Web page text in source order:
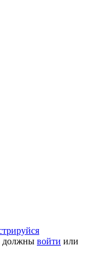
должны войти или